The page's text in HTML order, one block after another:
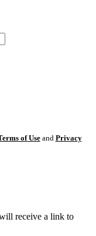
of Useand Privacy
receive a link to